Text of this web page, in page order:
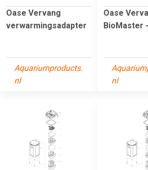
Oase Vervang
verwarmingsadapter
Aquariumproducts.
nl
Oase
BioMaster
nl